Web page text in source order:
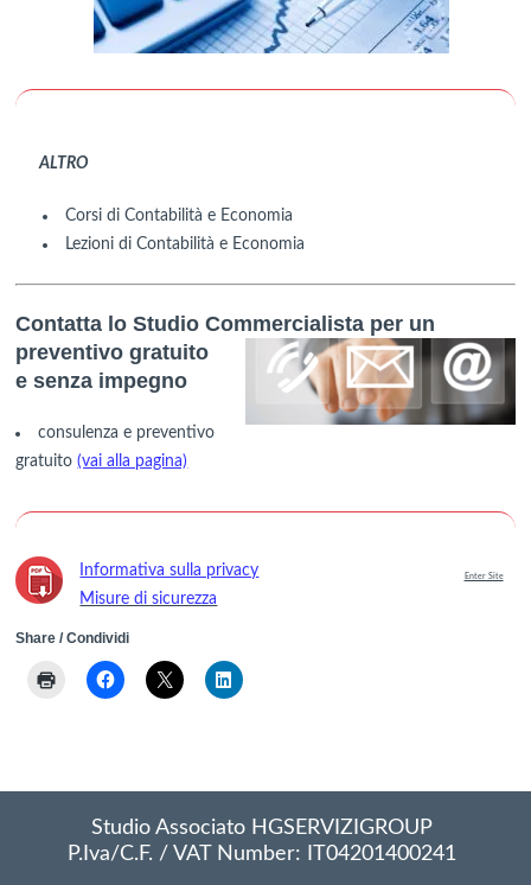
ALTRO
Corsi di Contabilità e Economia
Lezioni di Contabilità e Economia
Contatta lo Studio Commercialista per un
preventivo gratuito
e senza impegno
consulenza e preventivo
gratuito(vai alla pagina)
Informativa sulla privacy
Misure di sicurezza
Enter Site
Share / Condividi
Studio Associato HGSERVIZIGROUP
P.Iva/C.F. / VAT Number: IT04201400241